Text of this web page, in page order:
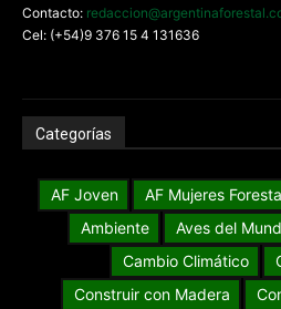
Contacto:
Cel: (+54)9 376 15 4 131636
Categorías
AF Joven AF Mujeres
Ambiente
Aves del
Cambio Climático
Construir con Madera